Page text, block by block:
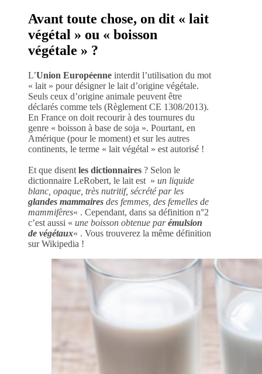
Avant toute chose, on dit « lait
végétal » ou « boisson
végétale » ?
L’Union Européenne interdit l’utilisation du mot
« lait » pour désigner le lait d’origine végétale.
Seuls ceux d’origine animale peuvent être
déclarés comme tels (Règlement CE 1308/2013).
En France on doit recourir à des tournures du
genre « boisson à base de soja ». Pourtant, en
Amérique (pour le moment) et sur les autres
continents, le terme « lait végétal » est autorisé !
Et que disent les dictionnaires ? Selon le
dictionnaire LeRobert, le lait est » un liquide
blanc, opaque, très nutritif, sécrété par les
glandes mammaires des femmes, des femelles de
mammifères« . Cependant, dans sa définition n°2
c’est aussi « une boisson obtenue parémulsion
de végétaux« . Vous trouverez la même définition
sur Wikipedia !